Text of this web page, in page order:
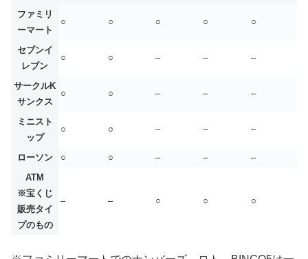
ファミリ
ーマート
○ ○ ○ ○ ○
セブンイ
レブン
○ ○ – – –
サークルK
サンクス
○ ○ – – –
ミニスト
ップ
○ ○ – – –
ローソン ○ ○ – –
–
ATM
※宝くじ
販売タイ
プのもの
– – ○ ○ ○